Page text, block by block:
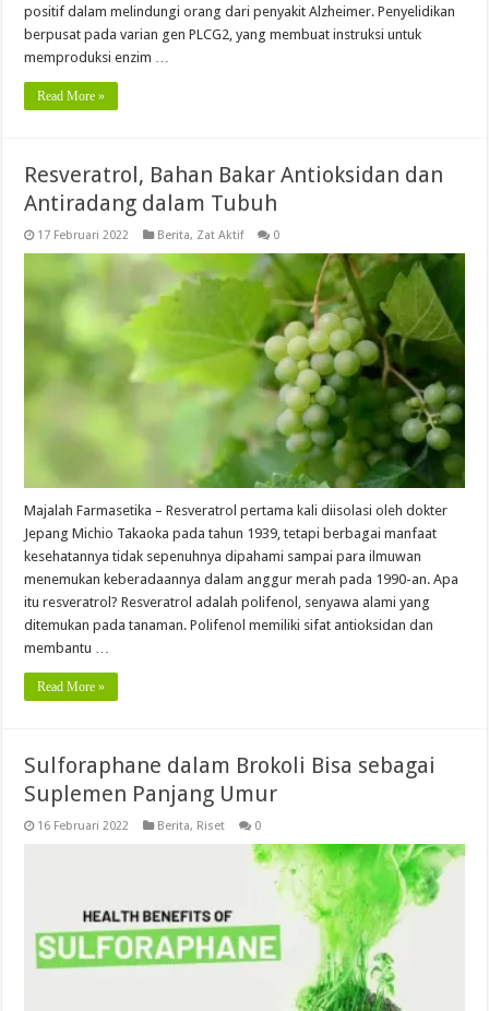
positif dalam melindungi orang dari penyakit Alzheimer. Penyelidikan
berpusat pada varian gen PLCG2, yang membuat instruksi untuk
memproduksi enzim …
Read More »
Resveratrol, Bahan Bakar Antioksidan dan
Antiradang dalam Tubuh
17 Februari 2022 Berita, Zat Aktif 0
Majalah Farmasetika – Resveratrol pertama kali diisolasi oleh dokter
Jepang Michio Takaoka pada tahun 1939, tetapi berbagai manfaat
kesehatannya tidak sepenuhnya dipahami sampai para ilmuwan
menemukan keberadaannya dalam anggur merah pada 1990-an. Apa
itu resveratrol? Resveratrol adalah polifenol, senyawa alami yang
ditemukan pada tanaman. Polifenol memiliki sifat antioksidan dan
membantu …
Read More »
Sulforaphane dalam Brokoli Bisa sebagai
Suplemen Panjang Umur
16 Februari 2022 Berita, Riset 0